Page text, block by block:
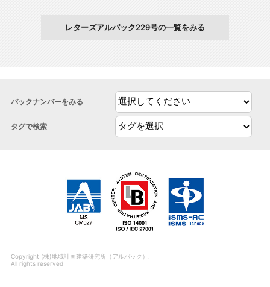
レターズアルパック229号の一覧をみる
バックナンバーをみる
タグで検索
Copyright (株)地域計画建築研究所（アルパック）.
All rights reserved